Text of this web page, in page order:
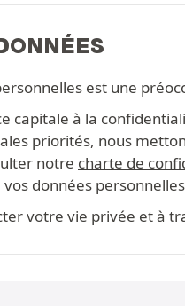
est une
capitale à la
priorités, nous
notre charte de
données
votre vie privée et à